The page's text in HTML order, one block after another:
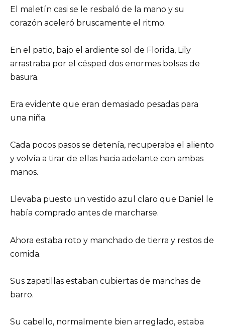
El maletín casi se le resbaló de la mano y su
corazón aceleró bruscamente el ritmo.
En el patio, bajo el ardiente sol de Florida, Lily
arrastraba por el césped dos enormes bolsas de
basura.
Era evidente que eran demasiado pesadas para
una niña.
Cada pocos pasos se detenía, recuperaba el aliento
y volvía a tirar de ellas hacia adelante con ambas
manos.
Llevaba puesto un vestido azul claro que Daniel le
había comprado antes de marcharse.
Ahora estaba roto y manchado de tierra y restos de
comida.
Sus zapatillas estaban cubiertas de manchas de
barro.
Su cabello, normalmente bien arreglado, estaba